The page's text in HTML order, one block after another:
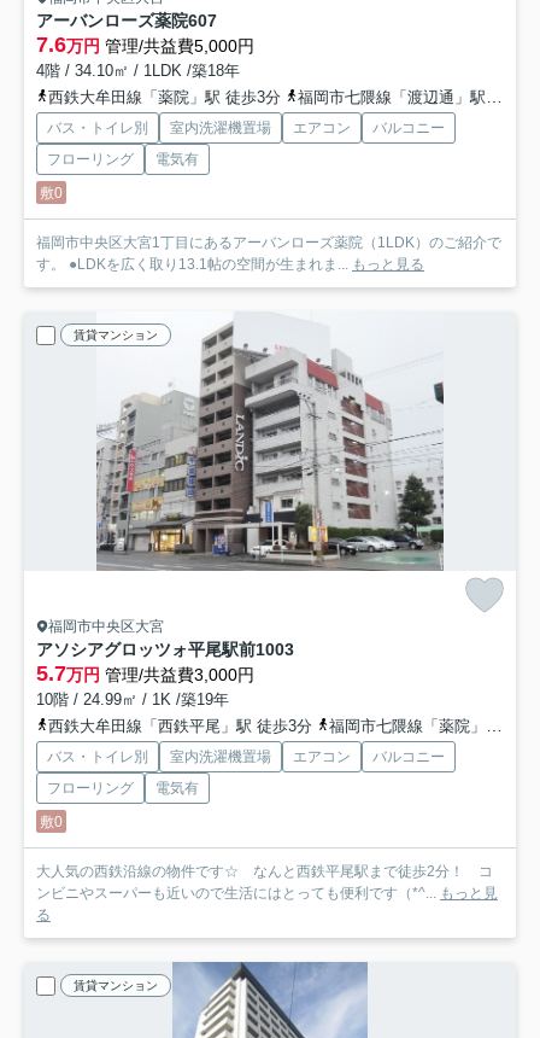
アーバンローズ薬院607
7.6万円 管理/共益費5,000円
4階 / 34.10㎡ / 1LDK /築18年
西鉄大牟田線「薬院」駅 徒歩3分
福岡市七隈線「渡辺通」駅 徒歩8分
バス・トイレ別 室内洗濯機置場 エアコン
バルコニー
フローリング
電気有
敷0
福岡市中央区大宮1丁目にあるアーバンローズ薬院（1LDK）のご紹介で
す。 ●LDKを広く取り13.1帖の空間が生まれま... もっと見る
賃貸マンション
福岡市中央区大宮
アソシアグロッツォ平尾駅前1003
5.7万円 管理/共益費3,000円
10階 / 24.99㎡ / 1K /築19年
西鉄大牟田線「西鉄平尾」駅 徒歩3分
福岡市七隈線「薬院」駅 徒歩13分
バス・トイレ別 室内洗濯機置場 エアコン
バルコニー
フローリング
電気有
敷0
大人気の西鉄沿線の物件です☆ なんと西鉄平尾駅まで徒歩2分！ コ
ンビニやスーパーも近いので生活にはとっても便利です（*^... もっと見
る
賃貸マンション